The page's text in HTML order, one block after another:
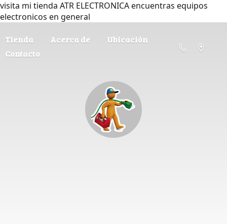
visita mi tienda ATR ELECTRONICA encuentras equipos
electronicos en general
Tienda Acerca de
Ubicación
Contacto